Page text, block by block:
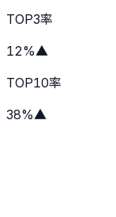
TOP3率
12%▲
TOP10率
38%▲